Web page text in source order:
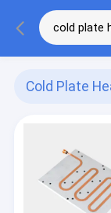
Cold Plate